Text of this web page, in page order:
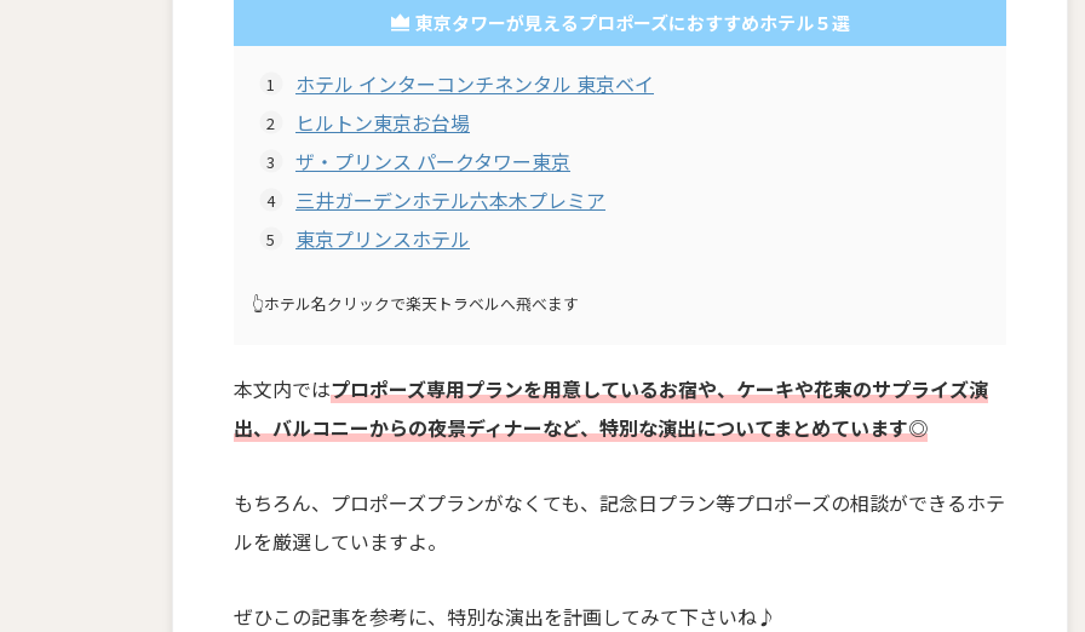
東京タワーが見えるプロポーズにおすすめホテル５選
ホテル インターコンチネンタル 東京ベイ
ヒルトン東京お台場
ザ・プリンス パークタワー東京
三井ガーデンホテル六本木プレミア
東京プリンスホテル
👆ホテル名クリックで楽天トラベルへ飛べます
本文内ではプロポーズ専用プランを用意しているお宿や、ケーキや花束のサプライズ演
出、バルコニーからの夜景ディナーなど、特別な演出についてまとめています◎
もちろん、プロポーズプランがなくても、記念日プラン等プロポーズの相談ができるホテ
ルを厳選していますよ。
ぜひこの記事を参考に、特別な演出を計画してみて下さいね♪